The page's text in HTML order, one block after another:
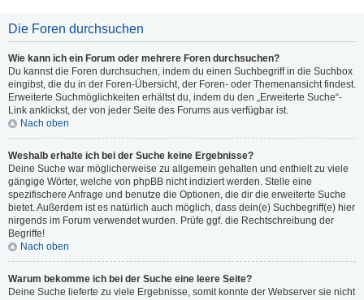
Die Foren durchsuchen
Wie kann ich ein Forum oder mehrere Foren durchsuchen?
Du kannst die Foren durchsuchen, indem du einen Suchbegriff in die Suchbox
eingibst, die du in der Foren-Übersicht, der Foren- oder Themenansicht findest.
Erweiterte Suchmöglichkeiten erhältst du, indem du den „Erweiterte Suche“-
Link anklickst, der von jeder Seite des Forums aus verfügbar ist.
Nach oben
Weshalb erhalte ich bei der Suche keine Ergebnisse?
Deine Suche war möglicherweise zu allgemein gehalten und enthielt zu viele
gängige Wörter, welche von phpBB nicht indiziert werden. Stelle eine
spezifischere Anfrage und benutze die Optionen, die dir die erweiterte Suche
bietet. Außerdem ist es natürlich auch möglich, dass dein(e) Suchbegriff(e) hier
nirgends im Forum verwendet wurden. Prüfe ggf. die Rechtschreibung der
Begriffe!
Nach oben
Warum bekomme ich bei der Suche eine leere Seite?
Deine Suche lieferte zu viele Ergebnisse, somit konnte der Webserver sie nicht